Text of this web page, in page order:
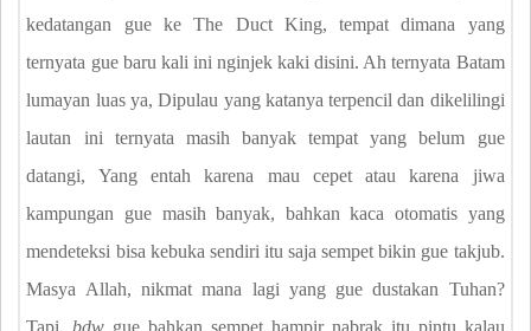
kedatangan gue ke The Duct King, tempat dimana yang
ternyata gue baru kali ini nginjek kaki disini. Ah ternyata Batam
lumayan luas ya, Dipulau yang katanya terpencil dan dikelilingi
lautan ini ternyata masih banyak tempat yang belum gue
datangi, Yang entah karena mau cepet atau karena jiwa
kampungan gue masih banyak, bahkan kaca otomatis yang
mendeteksi bisa kebuka sendiri itu saja sempet bikin gue takjub.
Masya Allah, nikmat mana lagi yang gue dustakan Tuhan?